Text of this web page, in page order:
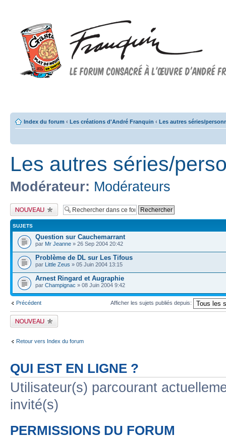
Index du forum ‹ Les créations d'André Franquin ‹ Les autres séries/
Les autres séries/
Modérateur: Modérateurs
Publier un nouveau
sujet
SUJETS
Question sur Cauchemarrant
par Mr Jeanne » 26 Sep 2004 20:42
Problème de DL sur Les Tifous
par Little Zeus » 05 Juin 2004 13:15
Arnest Ringard et Augraphie
par Champignac » 08 Juin 2004 9:42
Précédent Afficher les sujets publiés depuis:
Publier un nouveau
sujet
Retour vers Index du forum
QUI EST EN LIGNE ?
Utilisateur(s) parcourant
invité(s)
PERMISSIONS DU FORUM